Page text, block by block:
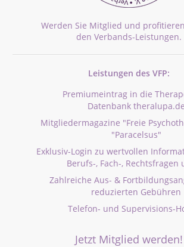
Werden Sie Mitglied und
den Verbands-Leistungen.
Leistungen des VFP:
Premiumeintrag in die
Datenbank theralupa.de
Mitgliedermagazine "Freie
"Paracelsus"
Exklusiv-Login zu wertvollen
Berufs-, Fach-, Rechtsfragen
Zahlreiche Aus- &
reduzierten Gebühren
Telefon- und Supervisions-
Jetzt Mitglied werden!